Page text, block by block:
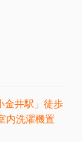
金井駅」徒歩
洗濯機置